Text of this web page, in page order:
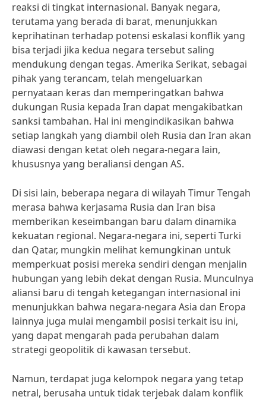
reaksi di tingkat internasional. Banyak negara,
terutama yang berada di barat, menunjukkan
keprihatinan terhadap potensi eskalasi konflik yang
bisa terjadi jika kedua negara tersebut saling
mendukung dengan tegas. Amerika Serikat, sebagai
pihak yang terancam, telah mengeluarkan
pernyataan keras dan memperingatkan bahwa
dukungan Rusia kepada Iran dapat mengakibatkan
sanksi tambahan. Hal ini mengindikasikan bahwa
setiap langkah yang diambil oleh Rusia dan Iran akan
diawasi dengan ketat oleh negara-negara lain,
khususnya yang beraliansi dengan AS.
Di sisi lain, beberapa negara di wilayah Timur Tengah
merasa bahwa kerjasama Rusia dan Iran bisa
memberikan keseimbangan baru dalam dinamika
kekuatan regional. Negara-negara ini, seperti Turki
dan Qatar, mungkin melihat kemungkinan untuk
memperkuat posisi mereka sendiri dengan menjalin
hubungan yang lebih dekat dengan Rusia. Munculnya
aliansi baru di tengah ketegangan internasional ini
menunjukkan bahwa negara-negara Asia dan Eropa
lainnya juga mulai mengambil posisi terkait isu ini,
yang dapat mengarah pada perubahan dalam
strategi geopolitik di kawasan tersebut.
Namun, terdapat juga kelompok negara yang tetap
netral, berusaha untuk tidak terjebak dalam konflik